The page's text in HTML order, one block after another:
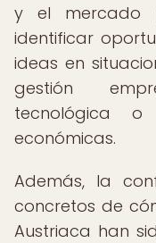
y el mercado
identificar
ideas en
gestión
tecnológica
económicas.
Además, la
concretos de
Austriaca han